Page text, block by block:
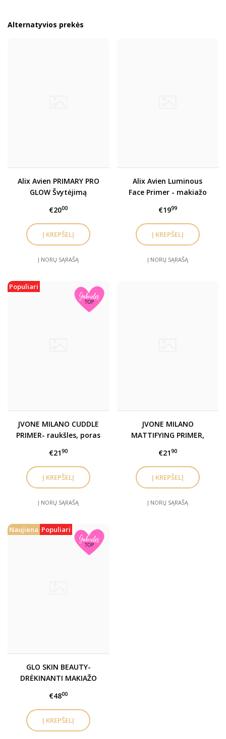
Alternatyvios prekės
Alix Avien PRIMARY PRO
GLOW Švytėjimą
€2000
Į NORŲ SĄRAŠĄ
Alix Avien Luminous
Face Primer - makiažo
€1999
Į NORŲ SĄRAŠĄ
Populiari
JVONE MILANO CUDDLE
PRIMER- raukšles, poras
suteikianti švytėjimo
€2190
Į NORŲ SĄRAŠĄ
JVONE MILANO
MATTIFYING PRIMER,
€2190
Į NORŲ SĄRAŠĄ
Naujiena Populiari
GLO SKIN BEAUTY-
DRĖKINANTI MAKIAŽO
PRIMER
€4800